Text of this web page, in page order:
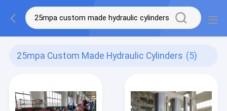
25mpa Custom Made Hydraulic Cylinders (5)